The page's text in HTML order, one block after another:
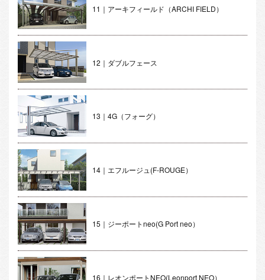
11｜アーキフィールド（ARCHI FIELD）
12｜ダブルフェース
13｜4G（フォーグ）
14｜エフルージュ(F-ROUGE）
15｜ジーポートneo(G Port neo）
16｜レオンポートNEO(Leonport NEO）